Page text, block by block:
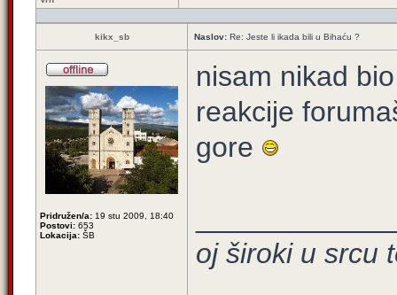
kikx_sb Naslov: Re: Jeste li ikada bili u Bihaću ?
Pridružen/a: 19 stu 2009, 18:40
Postovi: 653
Lokacija: ŠB
nisam nikad
reakcije
gore
oj široki u srcu